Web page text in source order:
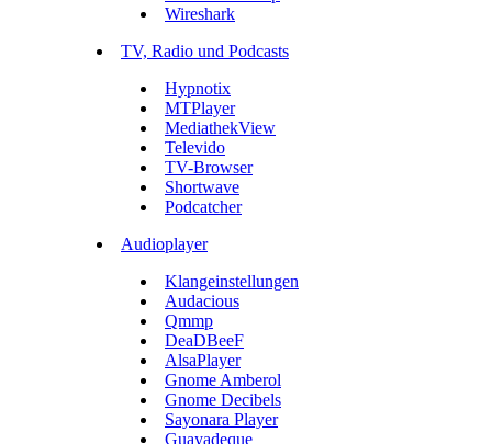
Wireshark
TV, Radio und Podcasts
Hypnotix
MTPlayer
MediathekView
Televido
TV-Browser
Shortwave
Podcatcher
Audioplayer
Klangeinstellungen
Audacious
Qmmp
DeaDBeeF
AlsaPlayer
Gnome Amberol
Gnome Decibels
Sayonara Player
Guayadeque